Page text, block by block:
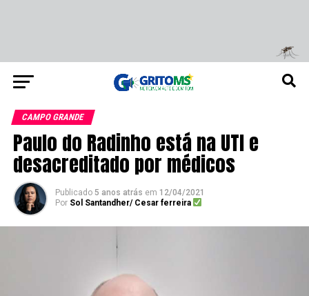
CAMPO GRANDE
Paulo do Radinho está na UTI e
desacreditado por médicos
Publicado 5 anos atrás em 12/04/2021
Por Sol Santandher/ Cesar ferreira